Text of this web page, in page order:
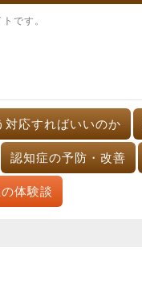
です。
対応すればいいのか
認知症の予防・改善
体験談